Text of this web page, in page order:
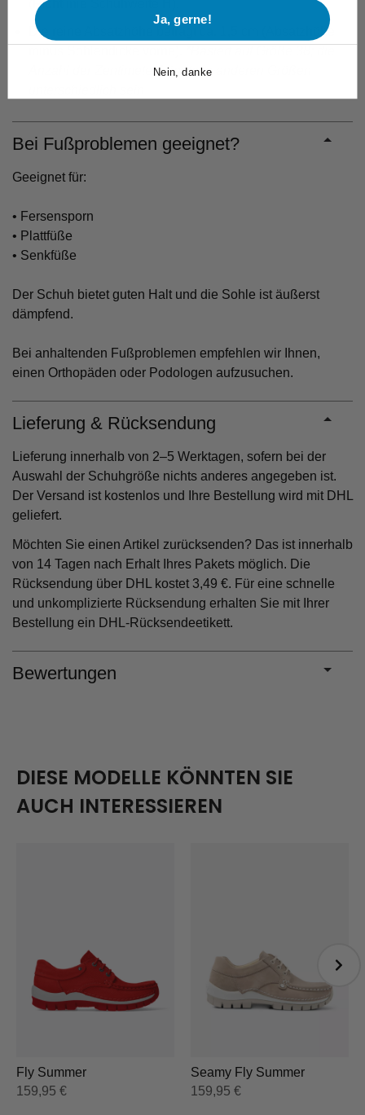
(Richtlinie Schuhweite H).
Die reine Absatzhöhe beträgt ca. 1,5 cm (Absatzhöhe
Anzahl der Zentimeter könnte in anderen Größen
Bei Fußproblemen geeignet?
Geeignet für:
• Fersensporn
• Plattfüße
• Senkfüße
Der Schuh bietet guten Halt und die Sohle ist äußerst
dämpfend.
Bei anhaltenden Fußproblemen empfehlen wir Ihnen,
einen Orthopäden oder Podologen aufzusuchen.
Lieferung & Rücksendung
Lieferung innerhalb von 2–5 Werktagen, sofern bei der
Auswahl der Schuhgröße nichts anderes angegeben ist.
Der Versand ist kostenlos und Ihre Bestellung wird mit DHL
geliefert.
Möchten Sie einen Artikel zurücksenden? Das ist innerhalb
von 14 Tagen nach Erhalt Ihres Pakets möglich. Die
Rücksendung über DHL kostet 3,49 €. Für eine schnelle
und unkomplizierte Rücksendung erhalten Sie mit Ihrer
Bestellung ein DHL-Rücksendeetikett.
Bewertungen
DIESE MODELLE KÖNNTEN SIE
AUCH INTERESSIEREN
Fly Summer
159,95 €
Seamy Fly Summer
159,95 €
Ja, gerne!
Nein, danke